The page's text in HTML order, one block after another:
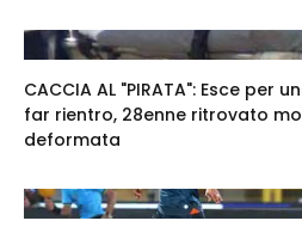
CACCIA AL "PIRATA": Esce per
far rientro, 28enne ritrovato
deformata